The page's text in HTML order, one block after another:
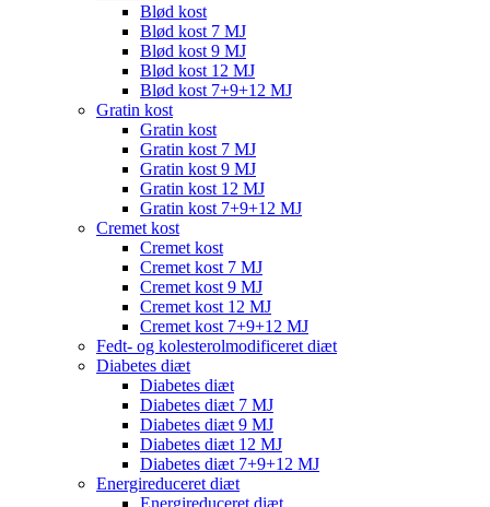
Blød kost
Blød kost 7 MJ
Blød kost 9 MJ
Blød kost 12 MJ
Blød kost 7+9+12 MJ
Gratin kost
Gratin kost
Gratin kost 7 MJ
Gratin kost 9 MJ
Gratin kost 12 MJ
Gratin kost 7+9+12 MJ
Cremet kost
Cremet kost
Cremet kost 7 MJ
Cremet kost 9 MJ
Cremet kost 12 MJ
Cremet kost 7+9+12 MJ
Fedt- og kolesterolmodificeret diæt
Diabetes diæt
Diabetes diæt
Diabetes diæt 7 MJ
Diabetes diæt 9 MJ
Diabetes diæt 12 MJ
Diabetes diæt 7+9+12 MJ
Energireduceret diæt
Energireduceret diæt